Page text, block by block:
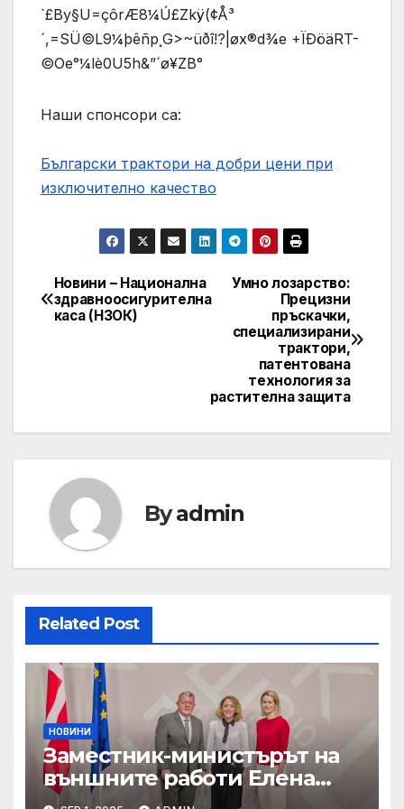
`£By§U=çôrÆ­8¼Ú£Zkÿ(¢Å³
´,=SÜ©L9¼þêñp¸G>~üðî!?|øx®d¾e +ÏÐöäRT-
©Oe°¼lè0U5h&”´ø¥ZB°
Наши спонсори са:
Български трактори на добри цени при
изключително качество
Post
navigation
Умно лозарство:
Прецизни
пръскачки,
специализирани
трактори,
патентована
технология за
растителна защита
Новини – Национална
здравноосигурителна
каса (НЗОК)
Byadmin
Related Post
НОВИНИ
Заместник-министърът на
външните работи Елена
Шекерлетова участва в